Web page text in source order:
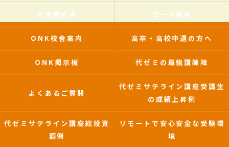
合格者の声 コース案内
ONK校舎案内 高卒・高校中退の方へ
ONK掲示板 代ゼミの最強講師陣
よくあるご質問
代ゼミサテライン講座受講生
の成績上昇例
代ゼミサテライン講座総投資
額例
リモートで安心安全な受験環
境